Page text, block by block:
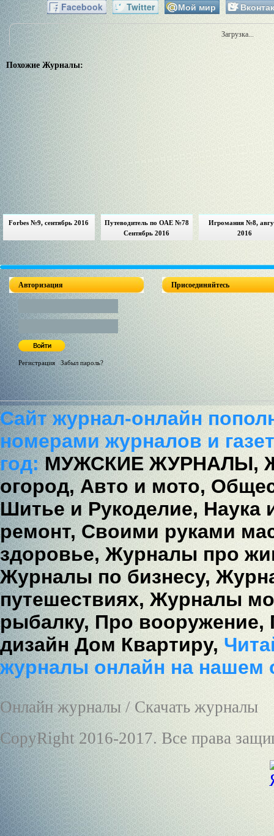
Facebook Twitter Мой мир
Загрузка...
Похожие Журналы:
Forbes №9, сентябрь 2016
Путеводитель по ОАЕ №78
Сентябрь 2016
Игромания №8,
2016
Авторизация
Регистрация /Забыл пароль?
Присоединяйтесь
Сайт журнал-онлайн
номерами журналов и
год:МУЖСКИЕ ЖУРНАЛЫ,
огород, Авто и мото,
Шитье и Рукоделие, Наука
ремонт, Своими руками
здоровье, Журналы про
Журналы по бизнесу,
путешествиях, Журналы
рыбалку, Про вооружение,
дизайн Дом Квартиру,
журналы онлайн на нашем
Онлайн журналы / Скачать журналы
CopyRight 2016-2017. Все права